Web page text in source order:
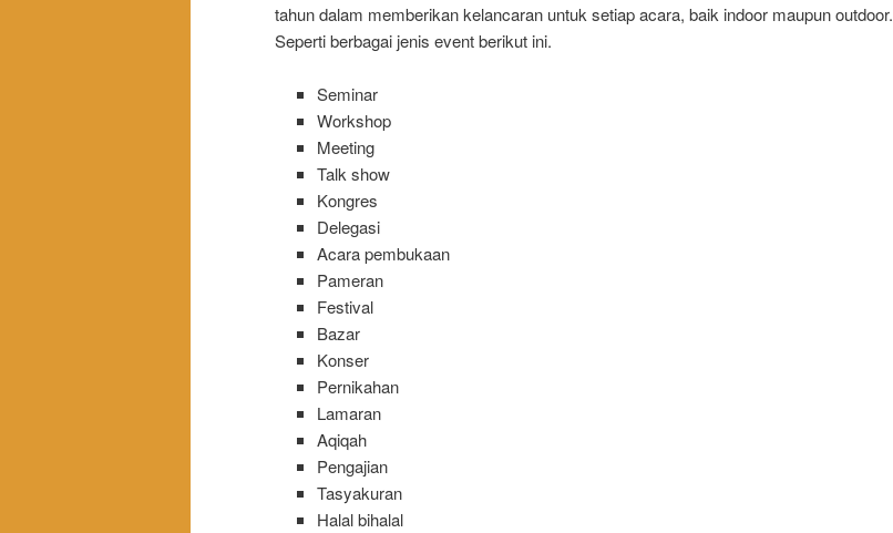
tahun dalam memberikan kelancaran untuk setiap acara, baik indoor maupun outdoor.
Seperti berbagai jenis event berikut ini.
Seminar
Workshop
Meeting
Talk show
Kongres
Delegasi
Acara pembukaan
Pameran
Festival
Bazar
Konser
Pernikahan
Lamaran
Aqiqah
Pengajian
Tasyakuran
Halal bihalal